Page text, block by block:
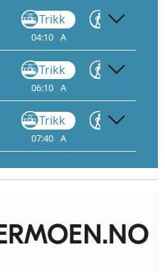
Trikk
04:10 A
Gå
Trikk
06:10 A
Gå
Trikk
07:40 A
Gå